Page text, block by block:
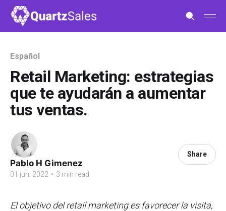
Español
Retail Marketing: estrategias
que te ayudarán a aumentar
tus ventas.
Pablo H Gimenez
01 jun. 2022 • 3 min read
Share
El objetivo del retail marketing es favorecer la visita,